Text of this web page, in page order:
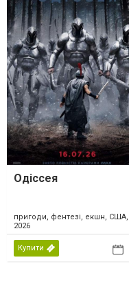
Одіссея
пригоди, фентезі, екшн, США,
2026
Купити